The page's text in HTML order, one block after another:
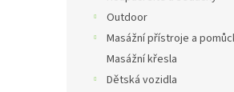
Outdoor
Masážní přístroje a
Masážní křesla
Dětská vozidla